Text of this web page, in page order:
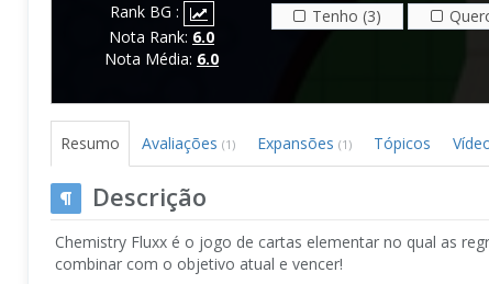
Rank BG :
Nota Rank: 6.0
Nota Média: 6.0
Tenho (3)
Resumo Avaliações (1) Expansões (1) Tópicos
Descrição
Chemistry Fluxx é o jogo de cartas elementar no qual as
combinar com o objetivo atual e vencer!